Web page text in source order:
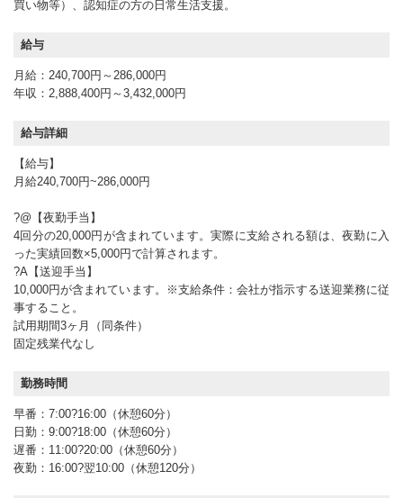
買い物等）、認知症の方の日常生活支援。
給与
月給：240,700円～286,000円
年収：2,888,400円～3,432,000円
給与詳細
【給与】
月給240,700円~286,000円
?@【夜勤手当】
4回分の20,000円が含まれています。実際に支給される額は、夜勤に入
った実績回数×5,000円で計算されます。
?A【送迎手当】
10,000円が含まれています。※支給条件：会社が指示する送迎業務に従
事すること。
試用期間3ヶ月（同条件）
固定残業代なし
勤務時間
早番：7:00?16:00（休憩60分）
日勤：9:00?18:00（休憩60分）
遅番：11:00?20:00（休憩60分）
夜勤：16:00?翌10:00（休憩120分）